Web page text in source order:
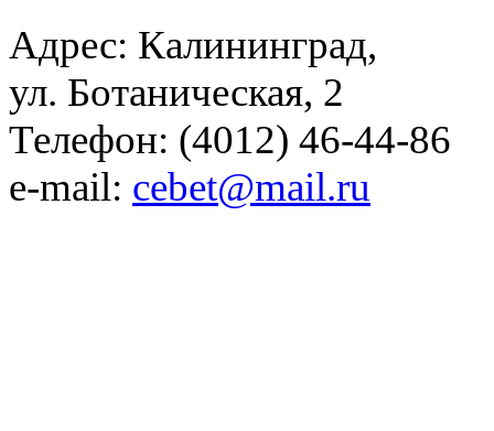
Адрес: Калининград,
ул. Ботаническая, 2
Телефон: (4012) 46-44-86
e-mail: cebet@mail.ru